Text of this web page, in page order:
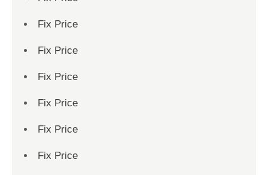
Fix Price
Fix Price
Fix Price
Fix Price
Fix Price
Fix Price